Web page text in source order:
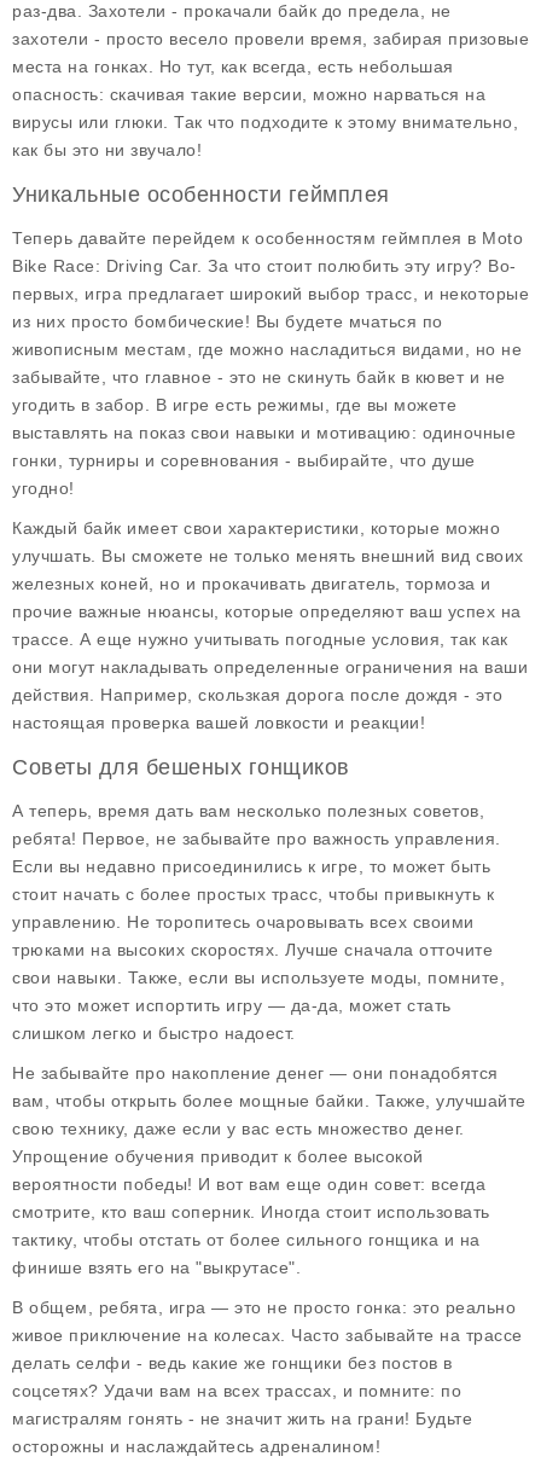
раз-два. Захотели - прокачали байк до предела, не
захотели - просто весело провели время, забирая призовые
места на гонках. Но тут, как всегда, есть небольшая
опасность: скачивая такие версии, можно нарваться на
вирусы или глюки. Так что подходите к этому внимательно,
как бы это ни звучало!
Уникальные особенности геймплея
Теперь давайте перейдем к особенностям геймплея в Moto
Bike Race: Driving Car. За что стоит полюбить эту игру? Во-
первых, игра предлагает широкий выбор трасс, и некоторые
из них просто бомбические! Вы будете мчаться по
живописным местам, где можно насладиться видами, но не
забывайте, что главное - это не скинуть байк в кювет и не
угодить в забор. В игре есть режимы, где вы можете
выставлять на показ свои навыки и мотивацию: одиночные
гонки, турниры и соревнования - выбирайте, что душе
угодно!
Каждый байк имеет свои характеристики, которые можно
улучшать. Вы сможете не только менять внешний вид своих
железных коней, но и прокачивать двигатель, тормоза и
прочие важные нюансы, которые определяют ваш успех на
трассе. А еще нужно учитывать погодные условия, так как
они могут накладывать определенные ограничения на ваши
действия. Например, скользкая дорога после дождя - это
настоящая проверка вашей ловкости и реакции!
Советы для бешеных гонщиков
А теперь, время дать вам несколько полезных советов
ребята! Первое, не забывайте про важность управления.
Если вы недавно присоединились к игре, то может быть
стоит начать с более простых трасс, чтобы привыкнуть к
управлению. Не торопитесь очаровывать всех своими
трюками на высоких скоростях. Лучше сначала отточите
свои навыки. Также, если вы используете моды, помните,
что это может испортить игру — да-да, может стать
слишком легко и быстро надоест.
Не забывайте про накопление денег — они понадобятся
вам, чтобы открыть более мощные байки. Также, улучшайте
свою технику, даже если у вас есть множество денег.
Упрощение обучения приводит к более высокой
вероятности победы! И вот вам еще один совет: всегда
смотрите, кто ваш соперник. Иногда стоит использовать
тактику, чтобы отстать от более сильного гонщика и на
финише взять его на "выкрутасе".
В общем, ребята, игра — это не просто гонка: это реально
живое приключение на колесах. Часто забывайте на трассе
делать селфи - ведь какие же гонщики без постов в
соцсетях? Удачи вам на всех трассах, и помните: по
магистралям гонять - не значит жить на грани! Будьте
осторожны и наслаждайтесь адреналином!